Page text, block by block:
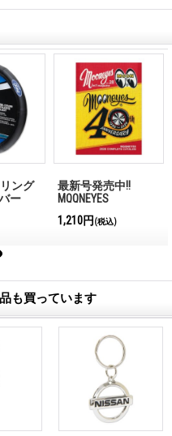
リング
ー
最新号発売中!!
MQQNEYES
Magazine No.28 2026
1,210円 (税込)
も買っています